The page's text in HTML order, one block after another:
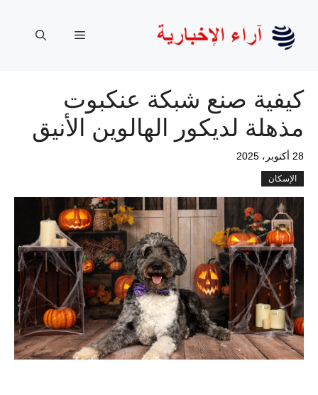
المحتوى
القائمة
كيفية صنع شبكة عنكبوت
مذهلة لديكور الهالوين الأنيق
28 أكتوبر، 2025
الإسكان